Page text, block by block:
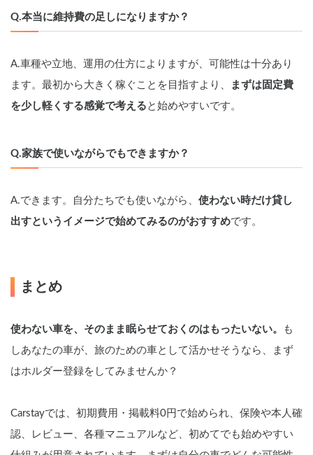
Q.本当に維持費の足しになりますか？
A.車種や立地、運用の仕方によりますが、可能性は十分あり
ます。最初から大きく稼ぐことを目指すより、
まずは固定費
を少し軽くする感覚で考える と始めやすいです。
Q.家族で使いながらでもできますか？
A.できます。自分たちでも使いながら、 使わない時だけ貸し
出すというイメージで始めてみるのがおすすめです。
まとめ
使わない車を、そのまま眠らせておくのはもったいない。
も
しあなたの車が、旅のための車として活かせそうなら、まず
はホルダー登録をしてみませんか？
Carstayでは、初期費用・掲載料0円で始められ、保険や本人確
認、レビュー、各種マニュアルなど、初めてでも始めやすい